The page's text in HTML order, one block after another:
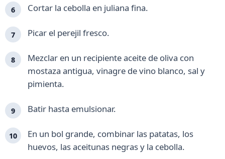
Cortar la cebolla en juliana fina.
Picar el perejil fresco.
Mezclar en un recipiente aceite de oliva con
mostaza antigua, vinagre de vino blanco, sal y
pimienta.
Batir hasta emulsionar.
En un bol grande, combinar las patatas, los
huevos, las aceitunas negras y la cebolla.